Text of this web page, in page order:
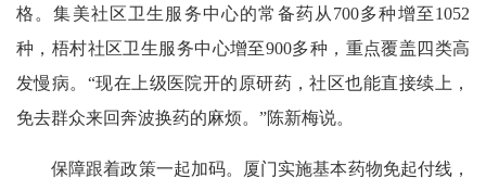
格。集美社区卫生服务中心的常备药从700多种增至1052
种，梧村社区卫生服务中心增至900多种，重点覆盖四类高
发慢病。“现在上级医院开的原研药，社区也能直接续上，
免去群众来回奔波换药的麻烦。”陈新梅说。
保障跟着政策一起加码。厦门实施基本药物免起付线，